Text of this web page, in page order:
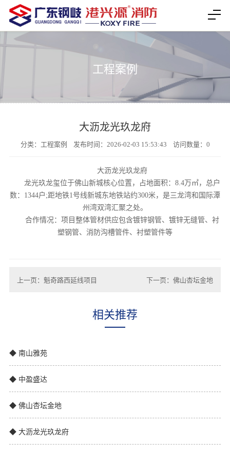
工程案例
大沥龙光玖龙府
分类：工程案例 发布时间：2026-02-03 15:53:43 访问数量： 0
大沥龙光玖龙府
龙光玖龙玺位于佛山新城核心位置，占地面积：8.4万㎡，总户
数：1344户;距地铁1号线新城东地铁站约300米，是三龙湾和国际潭
州湾双湾汇聚之处。
合作情况：项目整体管材供应包含镀锌钢管、镀锌无缝管、衬
塑钢管、消防沟槽管件、衬塑管件等
上一页：魁奇路西延线项目 下一页：佛山杏坛金地
相关推荐
◆ 南山雅苑
◆ 中盈盛达
◆ 佛山杏坛金地
◆ 大沥龙光玖龙府